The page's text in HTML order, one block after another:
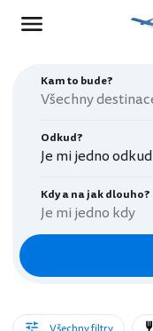
Kam to bude?
Odkud?
Je mi jedno odkud
Kdy a na jak dlouho?
Je mi jedno kdy